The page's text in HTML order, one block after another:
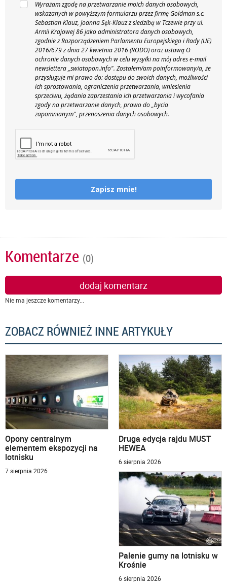
Wyrażam zgodę na przetwarzanie moich danych osobowych,
wskazanych w powyższym formularzu przez firmę Goldman s.c.
Sebastian Klauz, Joanna Sęk-Klauz z siedzibą w Tczewie przy ul.
Armii Krajowej 86 jako administratora danych osobowych,
zgodnie z Rozporządzeniem Parlamentu Europejskiego i Rady (UE)
2016/679 z dnia 27 kwietnia 2016 (RODO) oraz ustawą O
ochronie danych osobowych w celu wysyłki na mój adres e-mail
newslettera „swiatopon.info". Zostałem/am poinformowany/a, że
przysługuje mi prawo do: dostępu do swoich danych, możliwości
ich sprostowania, ograniczenia przetwarzania, wniesienia
sprzeciwu, żądania zaprzestania ich przetwarzania i wycofania
zgody na przetwarzanie danych, prawo do „bycia
zapomnianym", przenoszenia danych osobowych.
Zapisz mnie!
Komentarze (0)
dodaj komentarz
Nie ma jeszcze komentarzy...
ZOBACZ RÓWNIEŻ INNE ARTYKUŁY
Opony centralnym
elementem ekspozycji na
lotnisku
7 sierpnia 2026
Druga edycja rajdu MUST
HEWEA
6 sierpnia 2026
Palenie gumy na lotnisku w
Krośnie
6 sierpnia 2026